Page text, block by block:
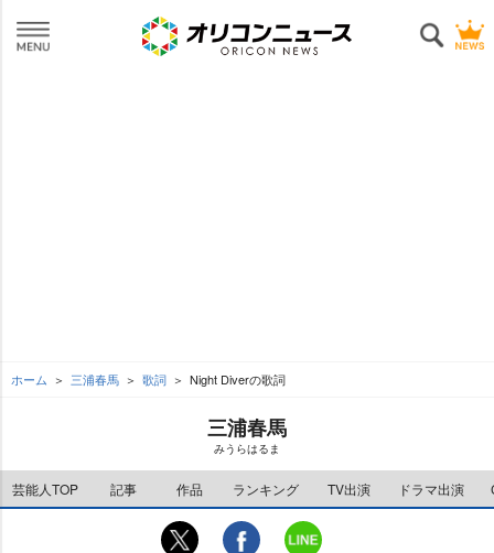
ホーム 三浦春馬 歌詞 Night Diverの歌詞
三浦春馬
みうらはるま
芸能人TOP 記事 作品 ランキング TV出演 ドラマ出演